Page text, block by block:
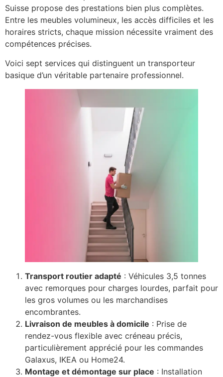
Suisse propose des prestations bien plus complètes.
Entre les meubles volumineux, les accès difficiles et les
horaires stricts, chaque mission nécessite vraiment des
compétences précises.
Voici sept services qui distinguent un transporteur
basique d’un véritable partenaire professionnel.
Transport routier adapté : Véhicules 3,5 tonnes
avec remorques pour charges lourdes, parfait pour
les gros volumes ou les marchandises
encombrantes.
Livraison de meubles à domicile : Prise de
rendez-vous flexible avec créneau précis,
particulièrement apprécié pour les commandes
Galaxus, IKEA ou Home24.
Montage et démontage sur place : Installation